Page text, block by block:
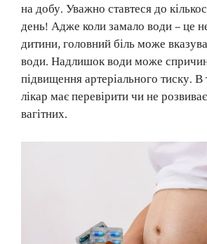
на добу. Уважно ставтеся до
день! Адже коли замало води – це
дитини, головний біль може
води. Надлишок води може
підвищення артеріального тиску.
лікар має перевірити чи не
вагітних.